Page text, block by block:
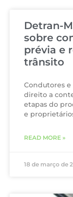
Detran-
sobre
prévia e
trânsito
Condutores
direito a
etapas do
e
READ MORE »
18 de março de